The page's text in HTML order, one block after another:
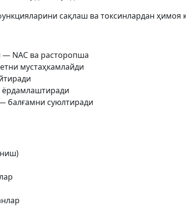
сақлаш ва токсинлардан
NAC ва расторопша
мустаҳкамлайди
балғамни суюлтиради